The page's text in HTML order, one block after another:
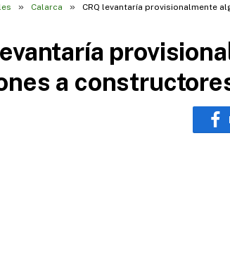
» Calarca » CRQ levantaría provisionalmente
a